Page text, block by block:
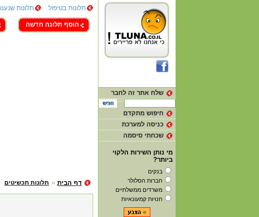
תלונות בטיפול תלונות שנענו
צור קשר
הוסף תלונה חדשה
תלונות תכשיטים דף הבית
שלח אתר זה לחבר
חיפוש מתקדם
כניסה למערכת
שכחתי סיסמה
מי נותן השירות הלקוי
ביותר?
בנקים
חברות הסלולר
משרדים ממשלתיים
חנויות קמעונאיות